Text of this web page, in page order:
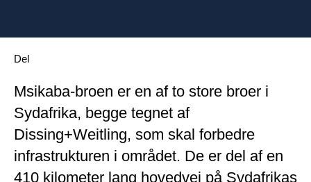
Msikaba-broen er en af to store broer i
Sydafrika, begge tegnet af
Dissing+Weitling, som skal forbedre
infrastrukturen i området. De er del af en
410 kilometer lang hovedvej på Sydafrikas
Del